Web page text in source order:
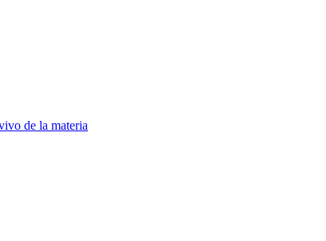
de la materia